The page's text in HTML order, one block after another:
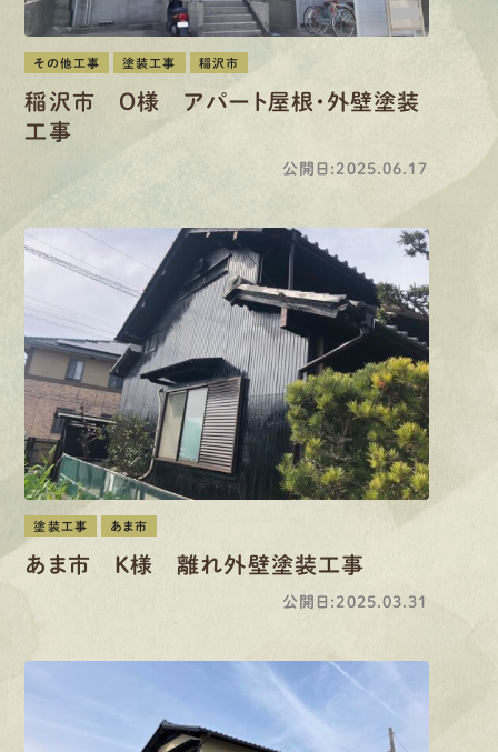
その他工事 塗装工事 稲沢市
稲沢市 O様 アパート屋根・外壁塗装
工事
公開日:2025.06.17
塗装工事 あま市
あま市 K様 離れ外壁塗装工事
公開日:2025.03.31